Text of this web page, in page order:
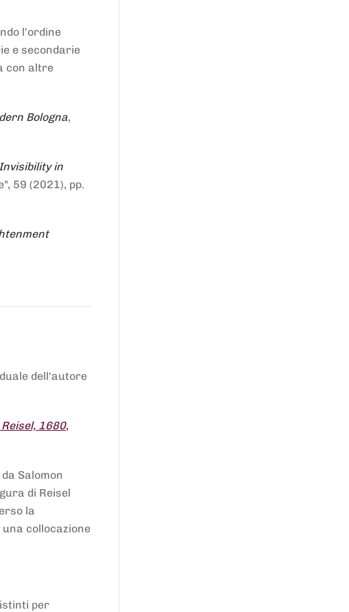
l'ordine
e secondarie
con altre
Bologna,
in
59 (2021), pp.
dell'autore
1680,
Salomon
di Reisel
la
collocazione
per